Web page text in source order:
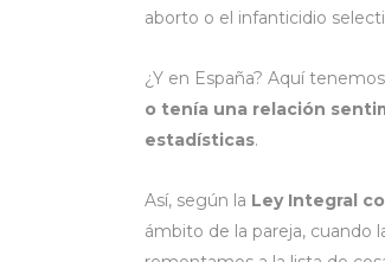
aborto o el infanticidio
¿Y en España? Aquí
o tenía una relación
estadísticas.
Así, según la Ley Integral
ámbito de la pareja, cuando